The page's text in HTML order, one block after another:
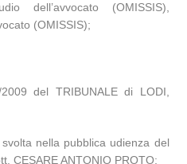
dell’avvocato (OMISSIS),
(OMISSIS);
del TRIBUNALE di LODI,
nella pubblica udienza del
CESARE ANTONIO PROTO;